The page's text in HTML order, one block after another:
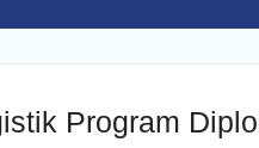
Program